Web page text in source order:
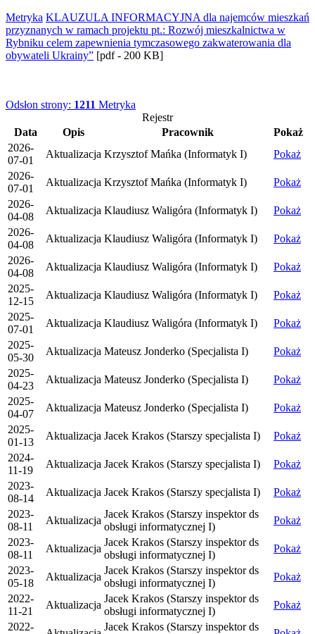
Metryka KLAUZULA INFORMACYJNA dla najemców mieszkań
przyznanych w ramach projektu pt.: Rozwój mieszkalnictwa w
Rybniku celem zapewnienia tymczasowego zakwaterowania dla
obywateli Ukrainy” [pdf - 200 KB]
Odsłon strony: 1211 Metryka
Rejestr
Data
Opis Pracownik
Pokaż
2026-
07-01
Aktualizacja Krzysztof Mańka (Informatyk I)
Pokaż
2026-
07-01
Aktualizacja Krzysztof Mańka (Informatyk I)
Pokaż
2026-
04-08
Aktualizacja Klaudiusz Waligóra (Informatyk I)
Pokaż
2026-
04-08
Aktualizacja Klaudiusz Waligóra (Informatyk I)
Pokaż
2026-
04-08
Aktualizacja Klaudiusz Waligóra (Informatyk I)
Pokaż
2025-
12-15
Aktualizacja Klaudiusz Waligóra (Informatyk I)
Pokaż
2025-
07-01
Aktualizacja Klaudiusz Waligóra (Informatyk I)
Pokaż
2025-
05-30
Aktualizacja Mateusz Jonderko (Specjalista I)
Pokaż
2025-
04-23
Aktualizacja Mateusz Jonderko (Specjalista I)
Pokaż
2025-
04-07
Aktualizacja Mateusz Jonderko (Specjalista I)
Pokaż
2025-
01-13
Aktualizacja Jacek Krakos (Starszy specjalista I)
Pokaż
2024-
11-19
Aktualizacja Jacek Krakos (Starszy specjalista I)
Pokaż
2023-
08-14
Aktualizacja Jacek Krakos (Starszy specjalista I)
Pokaż
2023-
08-11
Aktualizacja
Jacek Krakos (Starszy inspektor ds
obsługi informatycznej I)
Pokaż
2023-
08-11
Aktualizacja
Jacek Krakos (Starszy inspektor ds
obsługi informatycznej I)
Pokaż
2023-
05-18
Aktualizacja
Jacek Krakos (Starszy inspektor ds
obsługi informatycznej I)
Pokaż
2022-
11-21
Aktualizacja
Jacek Krakos (Starszy inspektor ds
obsługi informatycznej I)
Pokaż
2022-
Jacek Krakos (Starszy inspektor ds